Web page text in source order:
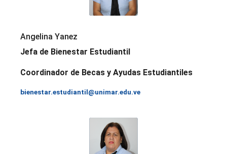
Angelina Yanez
Jefa de Bienestar Estudiantil
Coordinador de Becas y Ayudas Estudiantiles
bienestar.estudiantil@unimar.edu.ve